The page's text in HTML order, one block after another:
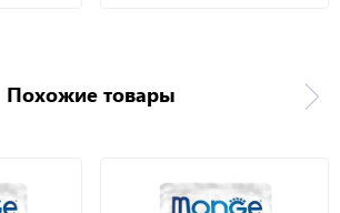
Похожие товары